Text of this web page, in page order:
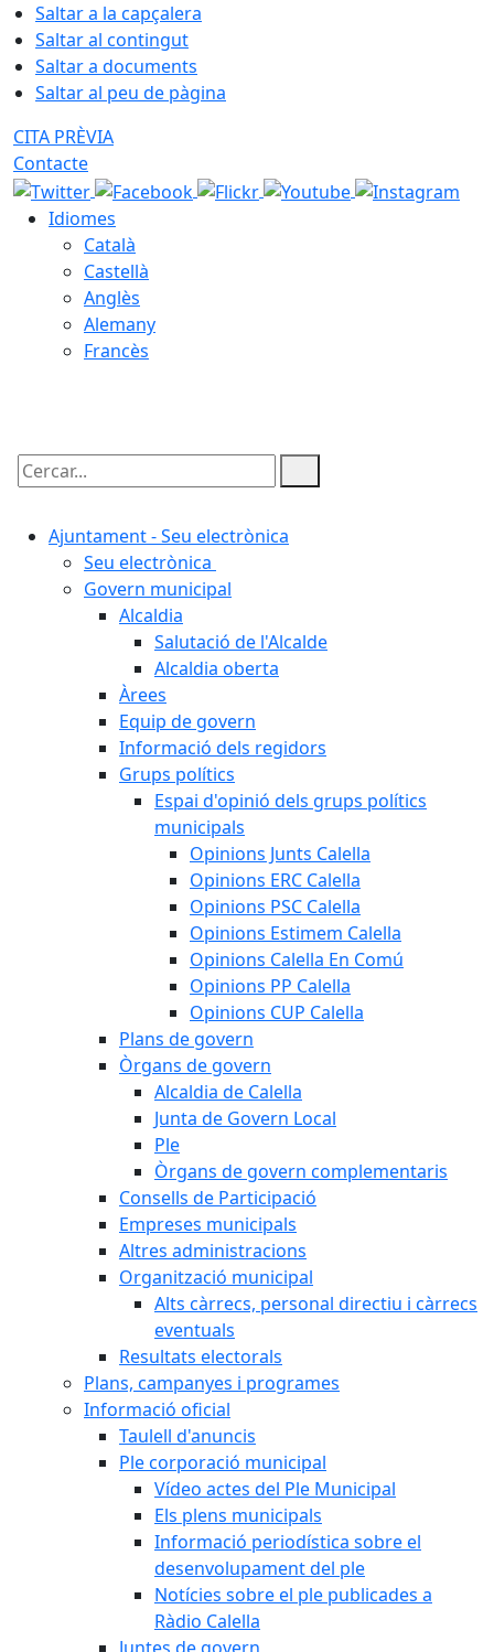
Saltar a la capçalera
Saltar al contingut
Saltar a documents
Saltar al peu de pàgina
CITA PRÈVIA
Contacte
Idiomes
Català
Castellà
Anglès
Alemany
Francès
Cercar:
Ajuntament - Seu electrònica
Seu electrònica
Govern municipal
Alcaldia
Salutació de l'Alcalde
Alcaldia oberta
Àrees
Equip de govern
Informació dels regidors
Grups polítics
Espai d'opinió dels grups polítics
municipals
Opinions Junts Calella
Opinions ERC Calella
Opinions PSC Calella
Opinions Estimem Calella
Opinions Calella En Comú
Opinions PP Calella
Opinions CUP Calella
Plans de govern
Òrgans de govern
Alcaldia de Calella
Junta de Govern Local
Ple
Òrgans de govern complementaris
Consells de Participació
Empreses municipals
Altres administracions
Organització municipal
Alts càrrecs, personal directiu i càrrecs
eventuals
Resultats electorals
Plans, campanyes i programes
Informació oficial
Taulell d'anuncis
Ple corporació municipal
Vídeo actes del Ple Municipal
Els plens municipals
Informació periodística sobre el
desenvolupament del ple
Notícies sobre el ple publicades a
Ràdio Calella